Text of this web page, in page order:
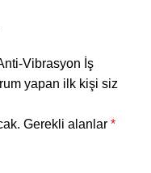
Vibrasyon İş
yapan ilk kişi siz
Gerekli alanlar *